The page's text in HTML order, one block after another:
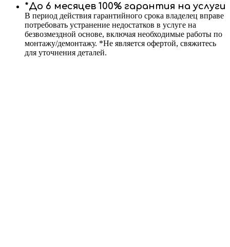
*До 6 месяцев 100% гарантия на услуги
В период действия гарантийного срока владелец вправе
потребовать устранение недостатков в услуге на
безвозмездной основе, включая необходимые работы по
монтажу/демонтажу. *Не является офертой, свяжитесь
для уточнения деталей.